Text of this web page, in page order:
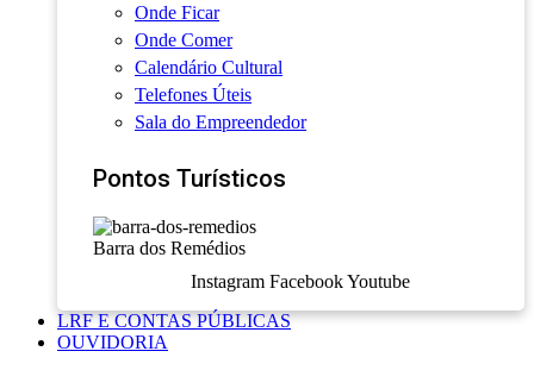
Onde Ficar
Onde Comer
Calendário Cultural
Telefones Úteis
Sala do Empreendedor
Pontos Turísticos
Barra dos Remédios
Instagram Facebook Youtube
LRF E CONTAS PÚBLICAS
OUVIDORIA